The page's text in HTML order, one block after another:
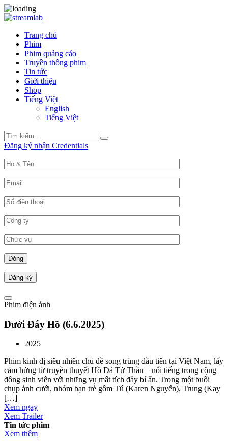
Trang chủ
Phim
Phim quảng cáo
Truyền thông phim
Tin tức
Giới thiệu
Shop
Tiếng Việt
English
Tiếng Việt
Search
for:
Search
Đăng ký nhận Credentials
Đóng
Phim điện ảnh
Dưới Đáy Hồ (6.6.2025)
2025
Phim kinh dị siêu nhiên chủ đề song trùng đầu tiên tại Việt Nam, lấy
cảm hứng từ truyền thuyết Hồ Đá Tử Thần – nổi tiếng trong cộng
đồng sinh viên với những vụ mất tích đầy bí ẩn. Trong một buổi
chụp ảnh cưới, nhóm bạn trẻ gồm Tú (Karen Nguyễn), Trung (Kay
[…]
Xem ngay
Xem Trailer
Tin tức phim
Xem thêm